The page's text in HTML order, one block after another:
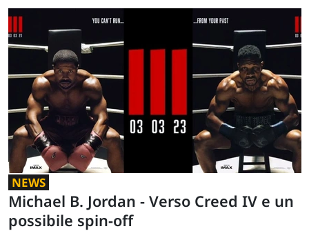
NEWS
Michael B. Jordan - Verso Creed IV e un
possibile spin-off